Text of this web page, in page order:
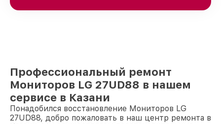
Профессиональный ремонт
Мониторов LG 27UD88 в нашем
сервисе в Казани
Понадобился восстановление Мониторов LG
27UD88, добро пожаловать в наш центр ремонта в